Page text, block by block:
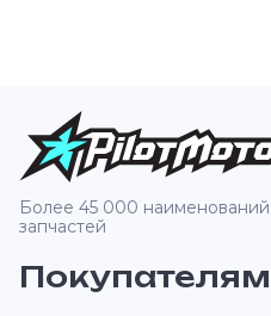
Более 45 000
запчастей
Покупателям